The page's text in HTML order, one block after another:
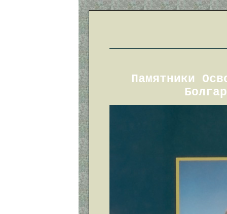
Памятники